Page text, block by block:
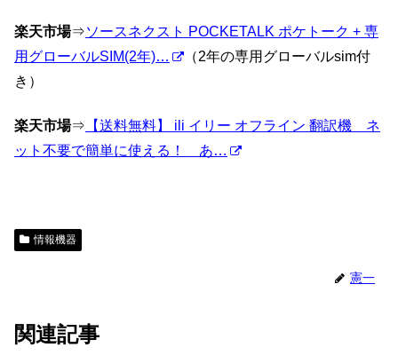
楽天市場⇒ソースネクスト POCKETALK ポケトーク + 専
用グローバルSIM(2年)…
（2年の専用グローバルsim付
き）
楽天市場⇒ 【送料無料】 ili イリー オフライン 翻訳機 ネ
ット不要で簡単に使える！ あ…
情報機器
憲一
関連記事